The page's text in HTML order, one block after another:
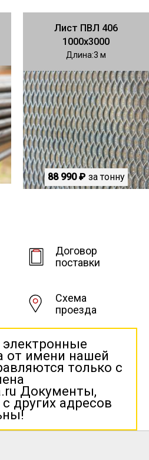
Лист ПВЛ 406
1000х3000
Длина 3
88 990 ₽ за тонну
Договор
поставки
Схема
проезда
от имени нашей
только с
Документы,
других адресов